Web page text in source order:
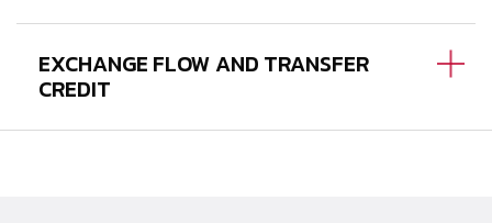
EXCHANGE FLOW AND TRANSFER
CREDIT